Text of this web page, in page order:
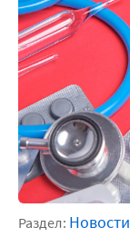
Раздел: